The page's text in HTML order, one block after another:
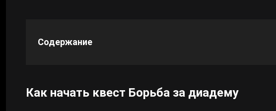
Все игрыСодержание
Как начать квест Борьба за диадему